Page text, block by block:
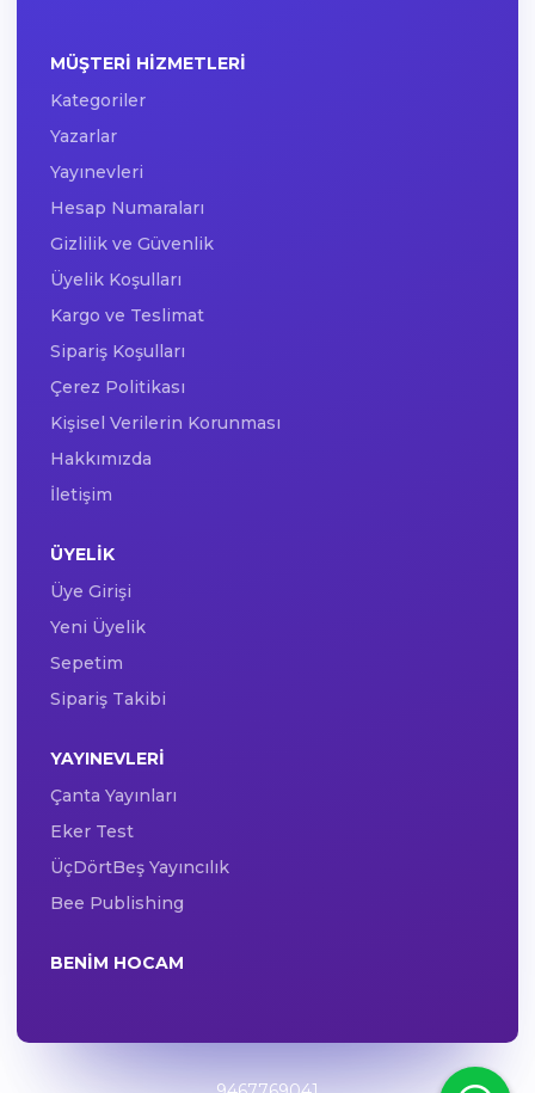
MÜŞTERI HIZMETLERI
Kategoriler
Yazarlar
Yayınevleri
Hesap Numaraları
Gizlilik ve Güvenlik
Üyelik Koşulları
Kargo ve Teslimat
Sipariş Koşulları
Çerez Politikası
Kişisel Verilerin Korunması
Hakkımızda
İletişim
ÜYELIK
Üye Girişi
Yeni Üyelik
Sepetim
Sipariş Takibi
YAYINEVLERI
Çanta Yayınları
Eker Test
ÜçDörtBeş Yayıncılık
Bee Publishing
BENIM HOCAM